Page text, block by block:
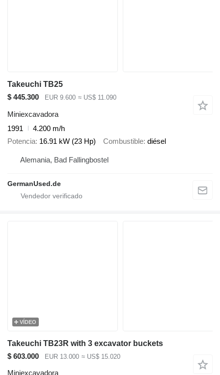
Takeuchi TB25
$ 445.300
EUR 9.600 ≈ US$ 11.090
Miniexcavadora
1991
4.200 m/h
Potencia 16.91 kW (23 Hp) Combustible diésel
Alemania, Bad Fallingbostel
GermanUsed.de
VÍDEO
Takeuchi TB23R with 3 excavator buckets
$ 603.000
EUR 13.000 ≈ US$ 15.020
Miniexcavadora